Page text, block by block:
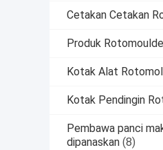
Cetakan Cetakan
Produk
Kotak Alat
Kotak Pendingin
Pembawa panci
dipanaskan (8)